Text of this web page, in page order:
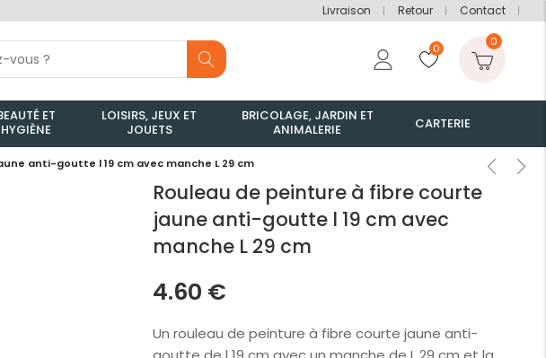
Livraison Retour Contact
0 0
ET
HYGIÈNE
LOISIRS, JEUX ET
JOUETS
BRICOLAGE, JARDIN ET
ANIMALERIE
CARTERIE
anti-goutte l 19 cm avec manche L 29 cm
Rouleau de peinture à fibre courte
jaune anti-goutte l 19 cm avec
manche L 29 cm
4.60 €
Un rouleau de peinture à fibre courte jaune anti-